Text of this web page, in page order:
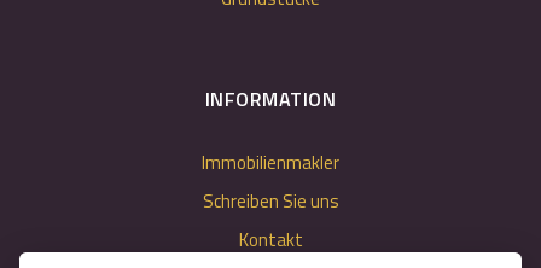
INFORMATION
Immobilienmakler
Schreiben Sie uns
Kontakt